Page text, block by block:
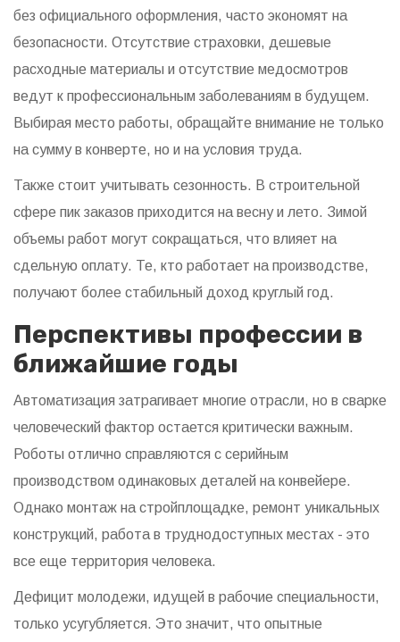
без официального оформления, часто экономят на
безопасности. Отсутствие страховки, дешевые
расходные материалы и отсутствие медосмотров
ведут к профессиональным заболеваниям в будущем.
Выбирая место работы, обращайте внимание не только
на сумму в конверте, но и на условия труда.
Также стоит учитывать сезонность. В строительной
сфере пик заказов приходится на весну и лето. Зимой
объемы работ могут сокращаться, что влияет на
сдельную оплату. Те, кто работает на производстве,
получают более стабильный доход круглый год.
Перспективы профессии в
ближайшие годы
Автоматизация затрагивает многие отрасли, но в сварке
человеческий фактор остается критически важным.
Роботы отлично справляются с серийным
производством одинаковых деталей на конвейере.
Однако монтаж на стройплощадке, ремонт уникальных
конструкций, работа в труднодоступных местах - это
все еще территория человека.
Дефицит молодежи, идущей в рабочие специальности,
только усугубляется. Это значит, что опытные